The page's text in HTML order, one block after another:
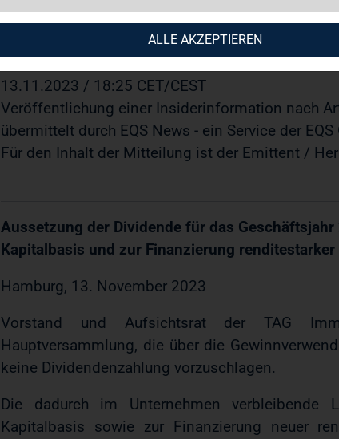
TAG Immobilien AG: Aussetzung der Dividende
Stärkung der Kapitalbasis und zur Finanzierung
13.11.2023 / 18:25 CET/CEST
Veröffentlichung einer Insiderinformation nach
übermittelt durch EQS News - ein Service der EQS
Für den Inhalt der Mitteilung ist der Emittent /
Aussetzung der Dividende für das
Kapitalbasis und zur Finanzierung
Hamburg, 13. November 2023
Vorstand und Aufsichtsrat der TAG
Hauptversammlung, die über die
keine Dividendenzahlung vorzuschlagen.
Die dadurch im Unternehmen
Kapitalbasis sowie zur Finanzierung neuer
ALLE AKZEPTIEREN